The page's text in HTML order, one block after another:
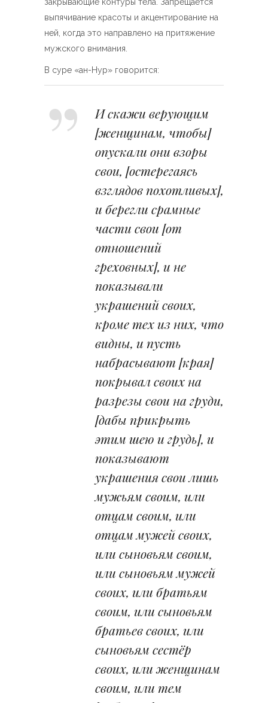
выпячивание красоты и акцентирование на
ней, когда это направлено на притяжение
мужского внимания.
В суре «ан-Нур» говорится:
И скажи верующим
[женщинам, чтобы]
опускали они взоры
свои, [остерегаясь
взглядов похотливых],
и берегли срамные
части свои [от
отношений
греховных], и не
показывали
украшений своих,
кроме тех из них, что
видны, и пусть
набрасывают [края]
покрывал своих на
разрезы свои на груди,
[дабы прикрыть
этим шею и грудь], и
показывают
украшения свои лишь
мужьям своим, или
отцам своим, или
отцам мужей своих,
или сыновьям своим,
или сыновьям мужей
своих, или братьям
своим, или сыновьям
братьев своих, или
сыновьям сестёр
своих, или женщинам
своим, или тем